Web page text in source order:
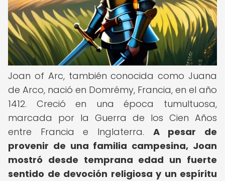
Joan of Arc, también conocida como Juana
de Arco, nació en Domrémy, Francia, en el año
1412. Creció en una época tumultuosa,
marcada por la Guerra de los Cien Años
entre Francia e Inglaterra. A pesar de
provenir de una familia campesina, Joan
mostró desde temprana edad un fuerte
sentido de devoción religiosa y un espíritu